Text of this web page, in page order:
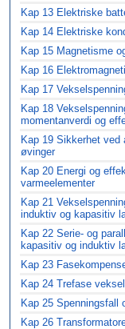
Kap 13 Elektriske
Kap 14 Elektriske
Kap 15 Magnetisme
Kap 16
Kap 17
Kap 18
momentanverdi og
Kap 19 Sikkerhet ved
øvinger
Kap 20 Energi og
varmeelementer
Kap 21
induktiv og kapasitiv
Kap 22 Serie- og
kapasitiv og induktiv
Kap 23
Kap 24 Trefase
Kap 25 Spenningsfall
Kap 26